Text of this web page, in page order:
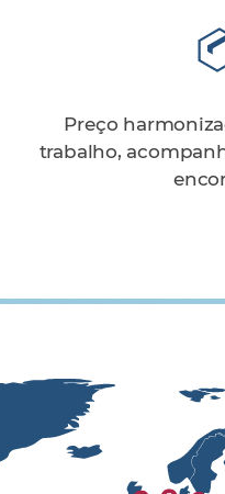
Preço
trabalho,